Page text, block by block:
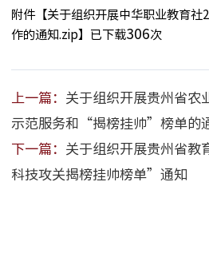
附件【关于组织开展中华职业教育社
作的通知.zip】已下载306次
上一篇： 关于组织开展贵州省农
示范服务和“揭榜挂帅”榜单的
下一篇： 关于组织开展贵州省
科技攻关揭榜挂帅榜单”通知